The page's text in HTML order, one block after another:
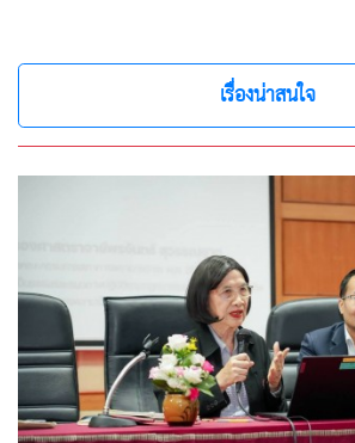
เรื่องน่าสนใจ